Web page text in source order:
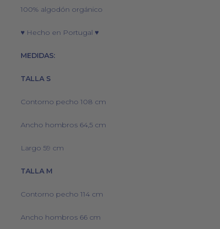
100% algodón orgánico
♥ Hecho en Portugal ♥
MEDIDAS:
TALLA S
Contorno pecho 108 cm
Ancho hombros 64,5 cm
Largo 59 cm
TALLA M
Contorno pecho 114 cm
Ancho hombros 66 cm